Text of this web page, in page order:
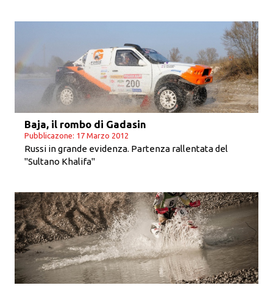
Baja, il rombo di Gadasin
Pubblicazone: 17 Marzo 2012
Russi in grande evidenza. Partenza rallentata del
"Sultano Khalifa"